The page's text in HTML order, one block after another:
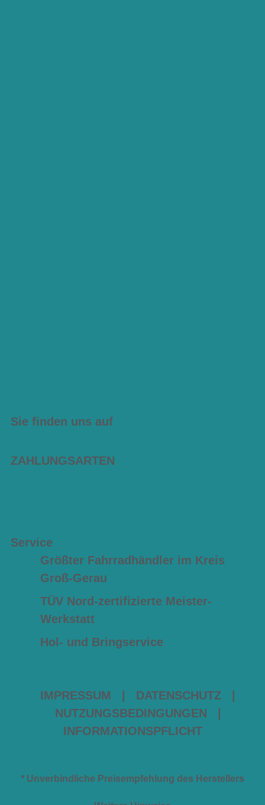
Sie finden uns auf
ZAHLUNGSARTEN
Service
Größter Fahrradhändler im Kreis
Groß-Gerau
TÜV Nord-zertifizierte Meister-
Werkstatt
Hol- und Bringservice
IMPRESSUM DATENSCHUTZ
NUTZUNGSBEDINGUNGEN
INFORMATIONSPFLICHT
* Unverbindliche Preisempfehlung des Herstellers